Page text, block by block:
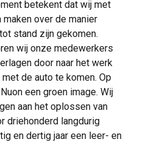
betekent dat wij met
over de manier
stand zijn gekomen.
wij onze medewerkers
door naar het werk
de auto te komen. Op
een groen image. Wij
aan het oplossen van
driehonderd langdurig
en dertig jaar een leer- en